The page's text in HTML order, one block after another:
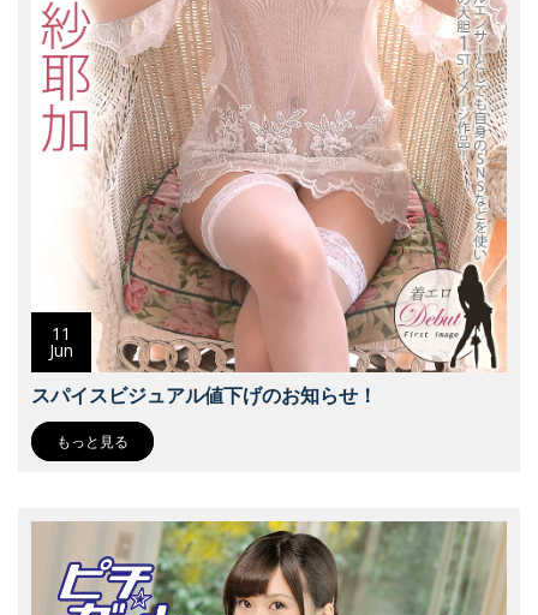
11
Jun
スパイスビジュアル値下げのお知らせ！
もっと見る